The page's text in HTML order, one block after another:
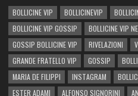
BOLLICINE VIP BOLLICINEVIP
BOLLICINE VIP GOSSIP
BOLLICINE VIP
GOSSIP BOLLICINE VIP
RIVELAZIONI
GRANDE FRATELLO VIP
GOSSIP
MARIA DE FILIPPI
INSTAGRAM
ESTER ADAMI
ALFONSO SIGNORINI